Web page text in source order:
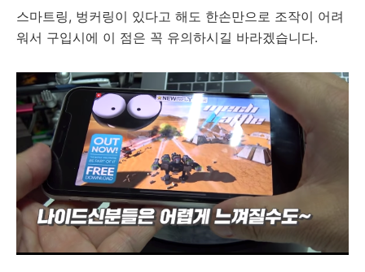
스마트링, 벙커링이 있다고 해도 한손만으로 조작이 어려
워서 구입시에 이 점은 꼭 유의하시길 바라겠습니다.